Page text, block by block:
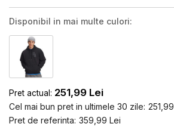
Disponibil in mai multe culori:
Pret actual: 251,99 Lei
Cel mai bun pret in ultimele 30 zile: 251,99
Pret de referinta: 359,99 Lei